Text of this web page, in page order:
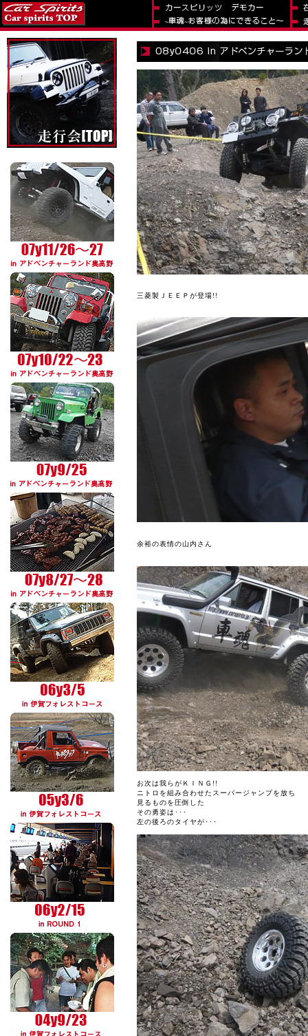
三菱製ＪＥＥＰが登場!!
余裕の表情の山内さん
お次は我らがＫＩＮＧ!!
ニトロを組み合わせたスーパージャンプを放ち
見るものを圧倒した
その勇姿は･･･
左の後ろのタイヤが･･･